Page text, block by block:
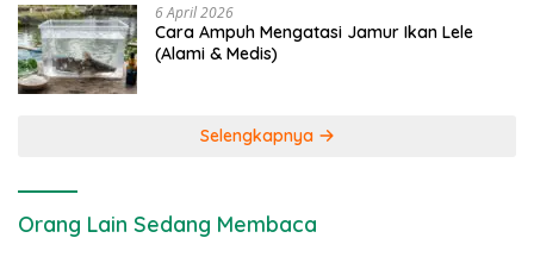
6 April 2026
Cara Ampuh Mengatasi Jamur Ikan Lele
(Alami & Medis)
Selengkapnya
Orang Lain Sedang Membaca